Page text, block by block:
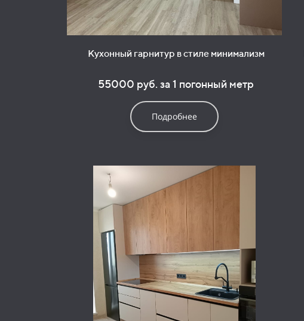
Кухонный гарнитур в стиле минимализм
55000 руб. за 1 погонный метр
Подробнее